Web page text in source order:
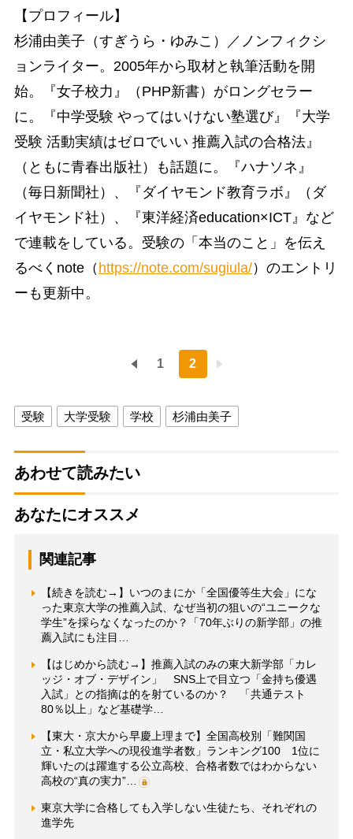
【プロフィール】
杉浦由美子（すぎうら・ゆみこ）／ノンフィクシ
ョンライター。2005年から取材と執筆活動を開
始。『女子校力』（PHP新書）がロングセラー
に。『中学受験 やってはいけない塾選び』『大学
受験 活動実績はゼロでいい 推薦入試の合格法』
（ともに青春出版社）も話題に。『ハナソネ』
（毎日新聞社）、『ダイヤモンド教育ラボ』（ダ
イヤモンド社）、『東洋経済education×ICT』など
で連載をしている。受験の「本当のこと」を伝え
るべくnote（ https://note.com/sugiula/）のエントリ
ーも更新中。
1 2
受験 大学受験 学校 杉浦由美子
あわせて読みたい
あなたにオススメ
関連記事
【続きを読む→】いつのまにか「全国優等生大会」にな
った東京大学の推薦入試、なぜ当初の狙いの“ユニークな
学生”を採らなくなったのか？「70年ぶりの新学部」の推
薦入試にも注目…
【はじめから読む→】推薦入試のみの東大新学部「カレ
ッジ・オブ・デザイン」 SNS上で目立つ「金持ち優遇
入試」との指摘は的を射ているのか？ 「共通テスト
80％以上」など基礎学…
【東大・京大から早慶上理まで】全国高校別「難関国
立・私立大学への現役進学者数」ランキング100 1位に
輝いたのは躍進する公立高校、合格者数ではわからない
高校の“真の実力”…
東京大学に合格しても入学しない生徒たち、それぞれの
進学先